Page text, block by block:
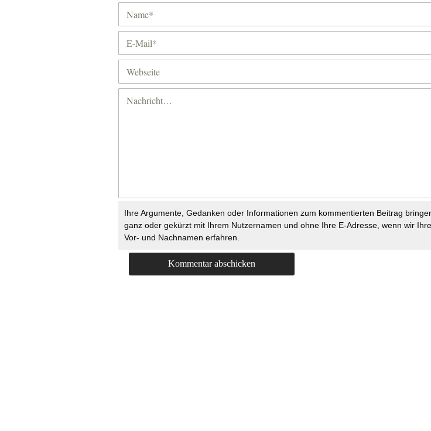
Ihre Argumente, Gedanken oder Informationen zum kommentierten Beitrag
ganz oder gekürzt mit Ihrem Nutzernamen und ohne Ihre E-Adresse, wenn wir
Vor- und Nachnamen erfahren.